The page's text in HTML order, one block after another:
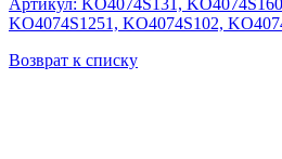
KO4074S1251, KO4074S102,
Возврат к списку